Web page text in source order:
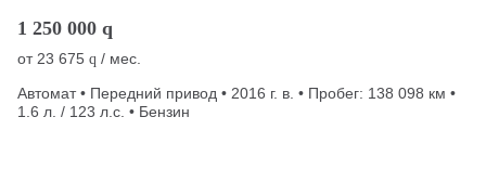
1 250 000 q
от 23 675 q / мес.
Автомат • Передний привод • 2016 г. в. • Пробег: 138 098 км •
1.6 л. / 123 л.с. • Бензин